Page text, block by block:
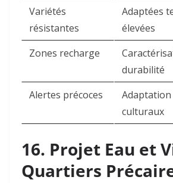
Variétés
résistantes
Adaptées
élevées ​
Zones recharge
durabilité ​
Alertes précoces
culturaux ​
16. Projet Eau et
Quartiers